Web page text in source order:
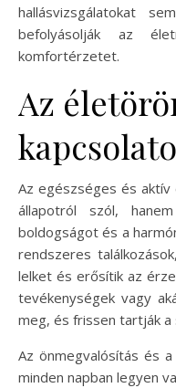
hallásvizsgálatokat
befolyásolják az
komfortérzetet.
Az
Az egészséges és
állapotról szól,
boldogságot és a
rendszeres
lelket és erősítik az
tevékenységek vagy
meg, és frissen tartják a
Az önmegvalósítás és
minden napban legyen